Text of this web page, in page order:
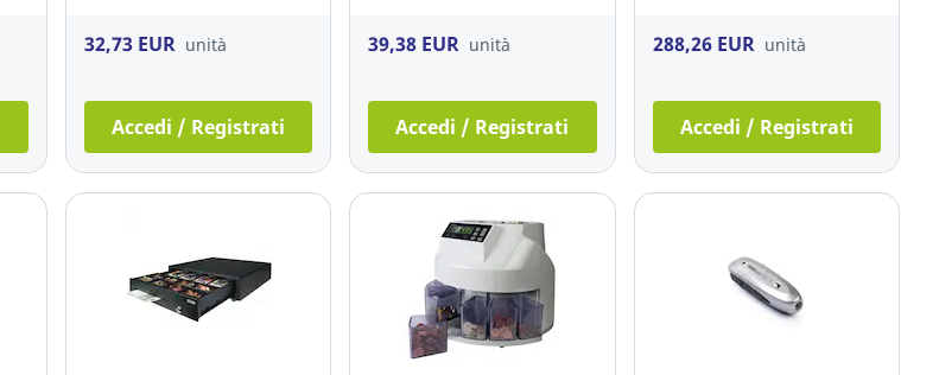
32,73 EUR unità
Accedi / Registrati
39,38 EUR unità
Accedi / Registrati
288,26 EUR unità
Accedi / Registrati